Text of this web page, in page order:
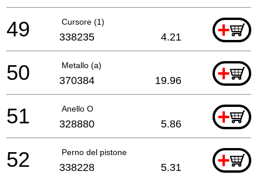
Cursore (1) +
49 338235 4.21
Metallo (a) +
50 370384 19.96
Anello O +
51 328880 5.86
Perno del pistone +
52 338228 5.31